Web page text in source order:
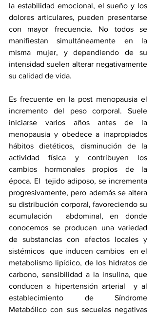
la estabilidad emocional, el sueño y los
dolores articulares, pueden presentarse
con mayor frecuencia. No todos se
manifiestan simultáneamente en la
misma mujer, y dependiendo de su
intensidad suelen alterar negativamente
su calidad de vida.
Es frecuente en la post menopausia el
incremento del peso corporal. Suele
iniciarse varios años antes de la
menopausia y obedece a inapropiados
hábitos dietéticos, disminución de la
actividad física y contribuyen los
cambios hormonales propios de la
época. El  tejido adiposo, se incrementa
progresivamente, pero además se altera
su distribución corporal, favoreciendo su
acumulación  abdominal, en donde
conocemos se producen una variedad
de substancias con efectos locales y
sistémicos  que inducen cambios  en el
metabolismo lipídico, de los hidratos de
carbono, sensibilidad a la insulina, que
conducen a hipertensión arterial  y al
establecimiento de Síndrome
Metabólico con sus secuelas negativas